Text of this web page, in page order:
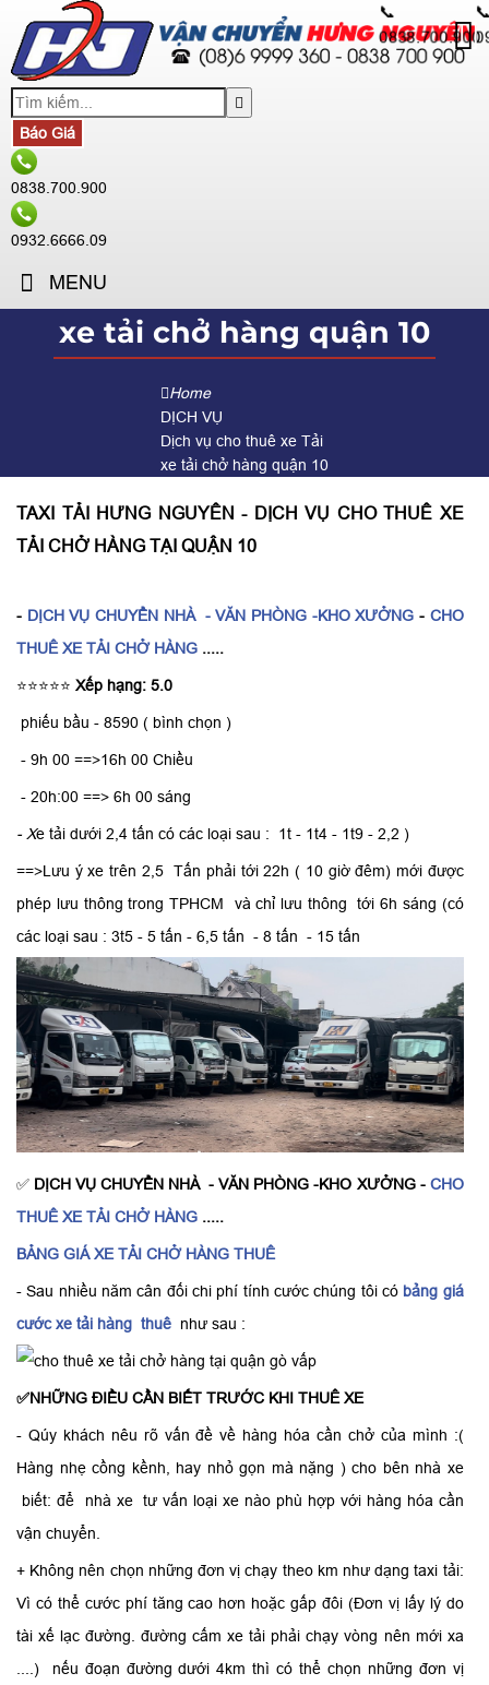
📞
0838.700.900
Báo Giá
0838.700.900
0932.6666.09
MENU
xe tải chở hàng quận 10
Home
DỊCH VỤ
Dịch vụ cho thuê xe Tải
xe tải chở hàng quận 10
TAXI TẢI HƯNG NGUYÊN - DỊCH VỤ CHO THUÊ XE
TẢI CHỞ HÀNG TẠI QUẬN 10
- DỊCH VỤ CHUYỂN NHÀ - VĂN PHÒNG -KHO XƯỞNG - CHO
THUÊ XE TẢI CHỞ HÀNG .....
⭐⭐⭐⭐⭐ Xếp hạng: 5.0
phiếu bầu - 8590 ( bình chọn )
- 9h 00 ==>16h 00 Chiều
- 20h:00 ==> 6h 00 sáng
- Xe tải dưới 2,4 tấn có các loại sau : 1t - 1t4 - 1t9 - 2,2 )
==>Lưu ý xe trên 2,5 Tấn phải tới 22h ( 10 giờ đêm) mới được
phép lưu thông trong TPHCM và chỉ lưu thông tới 6h sáng (có
các loại sau : 3t5 - 5 tấn - 6,5 tấn - 8 tấn - 15 tấn
✅ DỊCH VỤ CHUYỂN NHÀ - VĂN PHÒNG -KHO XƯỞNG - CHO
THUÊ XE TẢI CHỞ HÀNG .....
BẢNG GIÁ XE TẢI CHỞ HÀNG THUÊ
- Sau nhiều năm cân đối chi phí tính cước chúng tôi có bảng giá
cước xe tải hàng thuê như sau :
✅NHỮNG ĐIỀU CẦN BIẾT TRƯỚC KHI THUÊ XE
- Qúy khách nêu rõ vấn đề về hàng hóa cần chở của mình :(
Hàng nhẹ cồng kềnh, hay nhỏ gọn mà nặng ) cho bên nhà xe
biết: để nhà xe tư vấn loại xe nào phù hợp với hàng hóa cần
vận chuyển.
+ Không nên chọn những đơn vị chạy theo km như dạng taxi tải:
Vì có thể cước phí tăng cao hơn hoặc gấp đôi (Đơn vị lấy lý do
tài xế lạc đường. đường cấm xe tải phải chạy vòng nên mới xa
....) nếu đoạn đường dưới 4km thì có thể chọn những đơn vị